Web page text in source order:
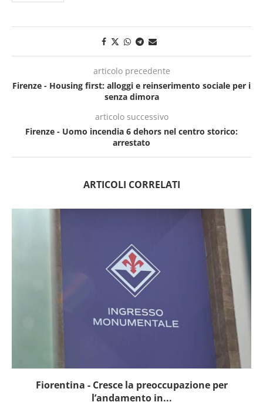
articolo precedente
Firenze - Housing first: alloggi e reinserimento sociale per i
senza dimora
articolo successivo
Firenze - Uomo incendia 6 dehors nel centro storico:
arrestato
ARTICOLI CORRELATI
Fiorentina - Cresce la preoccupazione per
l’andamento in...